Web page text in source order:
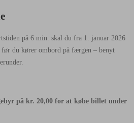
på 6 min. skal du fra 1. januar 2026
du kører ombord på færgen – benyt
på kr. 20,00 for at købe billet under